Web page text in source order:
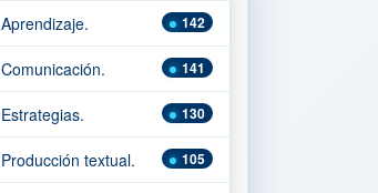
142
Aprendizaje.
141
Comunicación.
130
Estrategias.
105
Producción textual.